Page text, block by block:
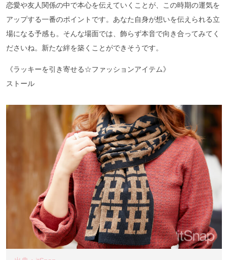
恋愛や友人関係の中で本心を伝えていくことが、この時期の運気を
アップする一番のポイントです。あなた自身が想いを伝えられる立
場になる予感も。そんな場面では、飾らず本音で向き合ってみてく
ださいね。新たな絆を築くことができそうです。
《ラッキーを引き寄せる☆ファッションアイテム》
ストール